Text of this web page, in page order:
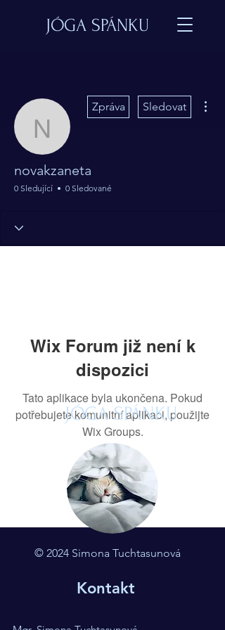
JÓGA SPÁNKU
novakzaneta
Zpráva Sledovat
novakzaneta
0 Sledující 0 Sledované
Wix Forum již není k
dispozici
Tato aplikace byla ukončena. Pokud
potřebujete komunitní aplikaci, použijte
Wix Groups.
JÓGA SPÁNKU
© 2024 Simona Tuchtasunová
Kontakt